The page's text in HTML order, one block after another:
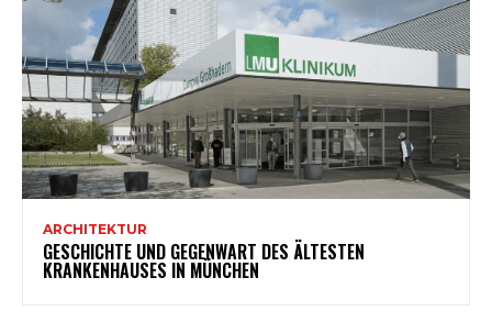
ARCHITEKTUR
GESCHICHTE UND GEGENWART DES ÄLTESTEN
KRANKENHAUSES IN MÜNCHEN